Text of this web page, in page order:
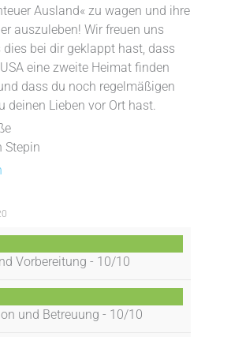
Ausland« zu wagen und ihre
auszuleben! Wir freuen uns
dies bei dir geklappt hast, dass
eine zweite Heimat finden
dass du noch regelmäßigen
deinen Lieben vor Ort hast.
Stepin
Vorbereitung - 10/10
und Betreuung - 10/10